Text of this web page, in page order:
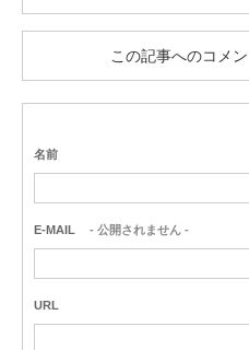
この記事へのコメ
名前
E-MAIL - 公開されません -
URL